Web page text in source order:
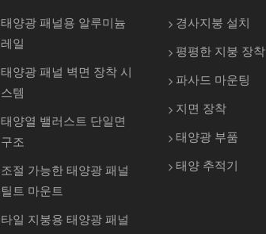
태양광 패널용 알루미늄
레일
태양광 패널 벽면 장착 시
스템
태양열 밸러스트 단일면
구조
조절 가능한 태양광 패널
틸트 마운트
타일 지붕용 태양광 패널
경사지붕 설치
평평한 지붕 장착
파사드 마운팅
지면 장착
태양광 부품
태양 추적기